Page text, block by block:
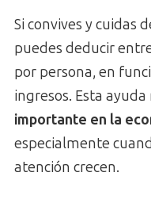
Si convives y cuidas
puedes deducir
por persona, en
ingresos. Esta
importante en la
especialmente
atención crecen.